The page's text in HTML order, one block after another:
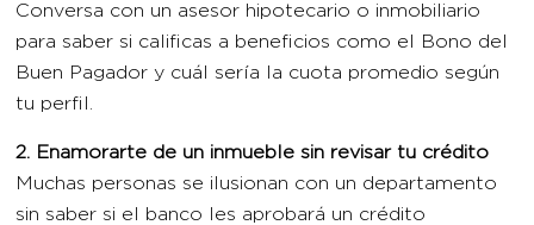
Conversa con un asesor hipotecario o inmobiliario
para saber si calificas a beneficios como el Bono del
Buen Pagador y cuál sería la cuota promedio según
tu perfil.
2. Enamorarte de un inmueble sin revisar tu crédito
Muchas personas se ilusionan con un departamento
sin saber si el banco les aprobará un crédito